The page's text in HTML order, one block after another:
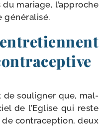
mariage, l’approche
généralisé.
de sou­li­gner que, mal­
de l’Eglise qui reste
contra­cep­tion, deux